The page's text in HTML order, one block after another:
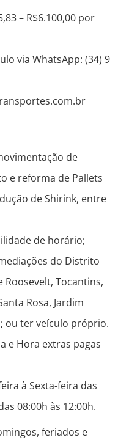
– R$6.100,00 por
via WhatsApp: (34) 9
de
e reforma de Pallets
de Shirink, entre
de horário;
do Distrito
Tocantins,
Rosa, Jardim
ou ter veículo próprio.
e Hora extras pagas
à Sexta-feira das
08:00h às 12:00h.
feriados e